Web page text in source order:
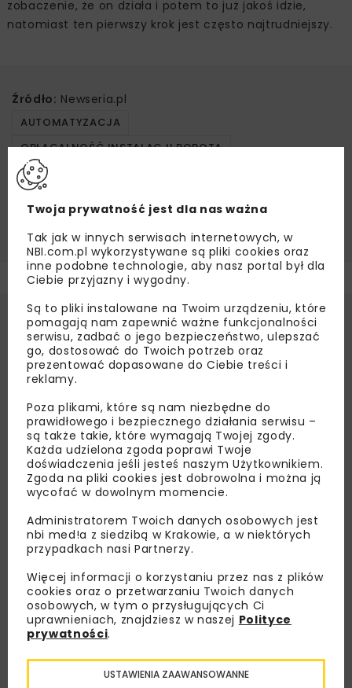
zobaczenie, że on działa i potem to już jakoś idzie,
natomiast ten pierwszy krok jest często najtrudniejszy.
Źródło: Newseria.pl
AUTOMATYZACJA
OPŁACALNOŚĆ INSTALACJI ROBOTA
POLSKI INSTYTUT EKONOMICZNY
Lubisz wiedzieć więcej?
Zapisz się do newslettera aby otrzymywać od
Twoja prywatność jest dla nas ważna
Tak jak w innych serwisach internetowych, w
NBI.com.pl wykorzystywane są pliki cookies oraz
inne podobne technologie, aby nasz portal był dla
Ciebie przyjazny i wygodny.
Są to pliki instalowane na Twoim urządzeniu, które
pomagają nam zapewnić ważne funkcjonalności
serwisu, zadbać o jego bezpieczeństwo, ulepszać
go, dostosować do Twoich potrzeb oraz
prezentować dopasowane do Ciebie treści i
reklamy.
Poza plikami, które są nam niezbędne do
prawidłowego i bezpiecznego działania serwisu –
są także takie, które wymagają Twojej zgody.
Każda udzielona zgoda poprawi Twoje
doświadczenia jeśli jesteś naszym Użytkownikiem.
Zgoda na pliki cookies jest dobrowolna i można ją
wycofać w dowolnym momencie.
Administratorem Twoich danych osobowych jest
nbi med!a z siedzibą w Krakowie, a w niektórych
przypadkach nasi Partnerzy.
Więcej informacji o korzystaniu przez nas z plików
cookies oraz o przetwarzaniu Twoich danych
osobowych, w tym o przysługujących Ci
uprawnieniach, znajdziesz w naszej Polityce
prywatności.
USTAWIENIA ZAAWANSOWANNE